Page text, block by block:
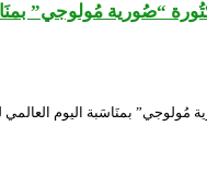
“صُورية مُولوجي” بمنَاسَبة
بمنَاسَبة اليوم العالمي للمسرح